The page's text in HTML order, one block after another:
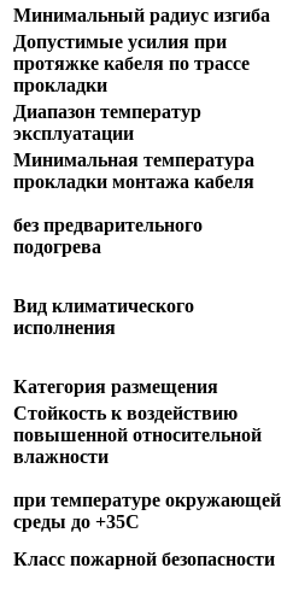
Минимальный радиус изгиба
Допустимые усилия при
протяжке кабеля по трассе
прокладки
Диапазон температур
эксплуатации
Минимальная температура
прокладки монтажа кабеля
без предварительного
подогрева
Вид климатического
исполнения
Категория размещения
Стойкость к воздействию
повышенной относительной
влажности
при температуре окружающей
среды до +35С
Класс пожарной безопасности